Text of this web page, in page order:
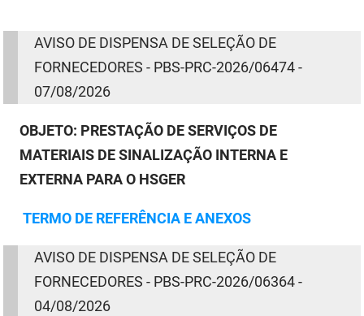
Desenvolvimento Humano
Educação
Empreender
Juventude, Esporte e Lazer
Meio Ambiente e Sustentabilidade
EMPAER
ESPEP
AVISO DE DISPENSA DESELEÇÃO DE
FORNECEDORES - PBS-PRC-2026/06474 -
07/08/2026
OBJETO: PRESTAÇÃO DE SERVIÇOS DE
MATERIAIS DE SINALIZAÇÃO INTERNA E
EXTERNA PARA O HSGER
TERMO DE REFERÊNCIA E ANEXOS
AVISO DE DISPENSA DESELEÇÃO DE
FORNECEDORES - PBS-PRC-2026/06364-
04/08/2026